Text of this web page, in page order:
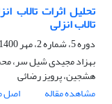
تحلیل اثرات تالاب
تالاب انزلی
دوره 5، شماره 2، مهر 1400، صفحه
بهزاد مجیدی شیل سر،
هشجین، پرویز رضائی
مشاهده مقاله
اصل